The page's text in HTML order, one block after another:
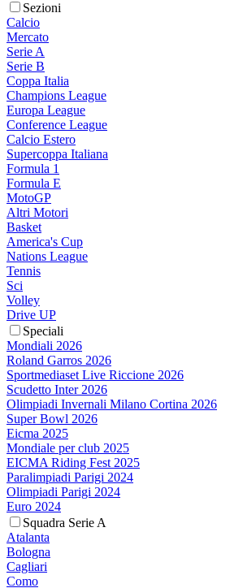
Sezioni
Calcio
Mercato
Serie A
Serie B
Coppa Italia
Champions League
Europa League
Conference League
Calcio Estero
Supercoppa Italiana
Formula 1
Formula E
MotoGP
Altri Motori
Basket
America's Cup
Nations League
Tennis
Sci
Volley
Drive UP
Speciali
Mondiali 2026
Roland Garros 2026
Sportmediaset Live Riccione 2026
Scudetto Inter 2026
Olimpiadi Invernali Milano Cortina 2026
Super Bowl 2026
Eicma 2025
Mondiale per club 2025
EICMA Riding Fest 2025
Paralimpiadi Parigi 2024
Olimpiadi Parigi 2024
Euro 2024
Squadra Serie A
Atalanta
Bologna
Cagliari
Como